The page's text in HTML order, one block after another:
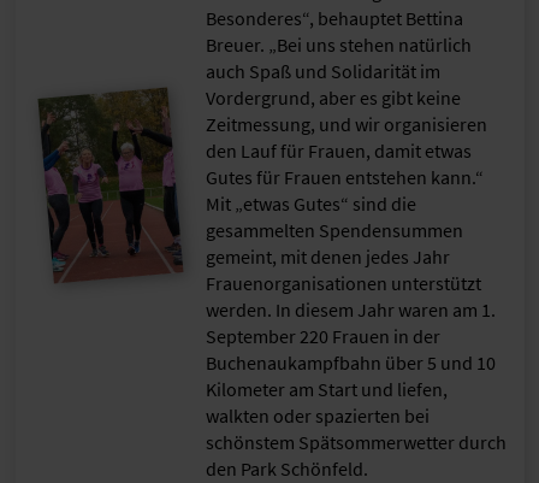
Besonderes“, behauptet Bettina
Breuer. „Bei uns stehen natürlich
auch Spaß und Solidarität im
Vordergrund, aber es gibt keine
Zeitmessung, und wir organisieren
den Lauf für Frauen, damit etwas
Gutes für Frauen entstehen kann.“
Mit „etwas Gutes“ sind die
gesammelten Spendensummen
gemeint, mit denen jedes Jahr
Frauenorganisationen unterstützt
werden. In diesem Jahr waren am 1.
September 220 Frauen in der
Buchenaukampfbahn über 5 und 10
Kilometer am Start und liefen,
walkten oder spazierten bei
schönstem Spätsommerwetter durch
den Park Schönfeld.